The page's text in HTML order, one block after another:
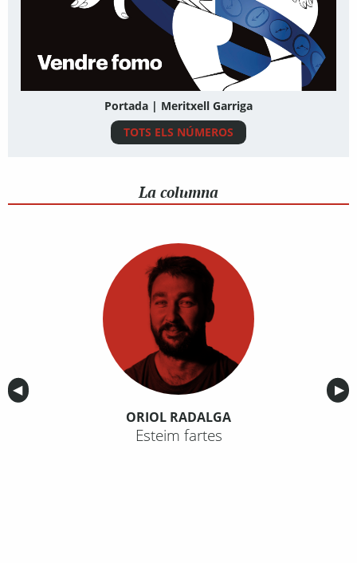
Portada | Meritxell Garriga
TOTS ELS NÚMEROS
La columna
Anterior
◀︎ ▶︎
ORIOL RADALGA
Esteim fartes